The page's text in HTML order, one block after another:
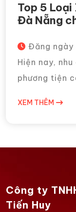
Top 5 Loại
Đà Nẵng
Đăng ngày
Hiện nay,
phương tiện
XEM THÊM
Công ty
Tiến Huy